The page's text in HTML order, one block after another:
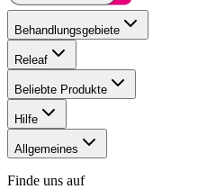
Behandlungsgebiete
Releaf
Beliebte Produkte
Hilfe
Allgemeines
Finde uns auf